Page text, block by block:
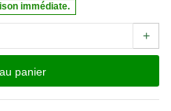
immédiate.
+
panier